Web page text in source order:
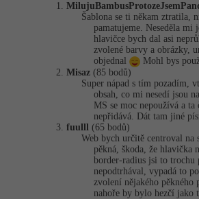
Šablona se ti někam ztratila,
pamatujeme. Neseděla mi
hlavičce bych dal asi
zvolené barvy a obrázky,
objednal
Mohl bys
Misaz (85 bodů)
Super nápad s tím pozadím,
obsah, co mi nesedí jsou
MS se moc nepoužívá a
nepřidává. Dát tam jiné
fuulll (65 bodů)
Web bych určitě centroval na
pěkná, škoda, že hlavička
border-radius jsi to trochu
nepodtrhával, vypadá to
zvolení nějakého pěkného
nahoře by bylo hezčí jako